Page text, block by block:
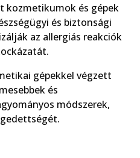
kozmetikumok és gépek
és biztonsági
az allergiás reakciók
gépekkel végzett
és
módszerek,